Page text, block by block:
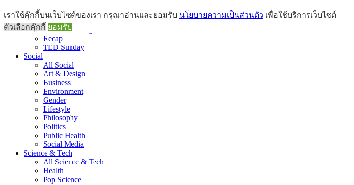
Brief
All Brief
Goods Morning
Recap
TED Sunday
Social
All Social
Art & Design
Business
Environment
Gender
Lifestyle
Philosophy
Politics
Public Health
Social Media
Science & Tech
All Science & Tech
Health
Pop Science
เราใช้คุ๊กกี้บนเว็บไซต์ของเรา กรุณาอ่านและยอมรับ นโยบายความเป็นส่วนตัว เพื่อใช้บริการเว็บไซต์
ตัวเลือกคุ๊กกี้ ยอมรับ